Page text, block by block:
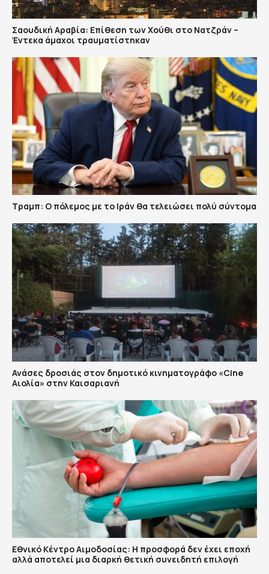
Σαουδική Αραβία: Επίθεση των Χούθι στο Νατζράν –
Έντεκα άμαχοι τραυματίστηκαν
Τραμπ: Ο πόλεμος με το Ιράν θα τελειώσει πολύ σύντομα
Ανάσες δροσιάς στον δημοτικό κινηματογράφο «Cine
Αιολία» στην Καισαριανή
Εθνικό Κέντρο Αιμοδοσίας: H προσφορά δεν έχει εποχή
αλλά αποτελεί μια διαρκή θετική συνειδητή επιλογή